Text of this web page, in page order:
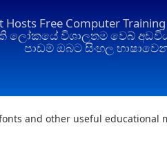
Free Computer
ලෝකයේ විශාලතම වෙබ්
පාඩම් ඔබට සිංහල
and other useful educational